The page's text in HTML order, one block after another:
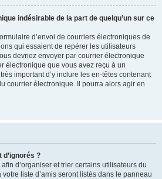
indésirable de la part de quelqu’un sur ce
d’envoi de courriers électroniques de
qui essaient de repérer les utilisateurs
devriez envoyer par courrier électronique
électronique que vous avez reçu à un
important d’y inclure les en-têtes contenant
courrier électronique. Il pourra alors agir en
d’ignorés ?
d’organiser et trier certains utilisateurs du
liste d’amis seront listés dans le panneau